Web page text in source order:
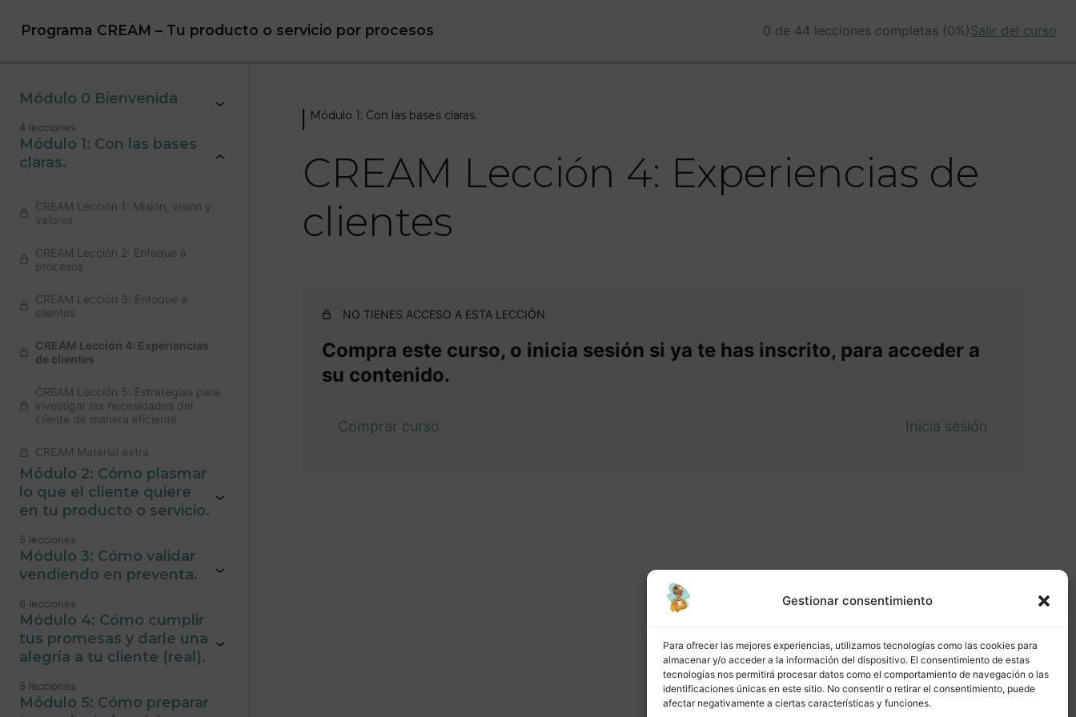
Gestionar consentimiento
Para ofrecer las mejores experiencias, utilizamos tecnologías como las cookies para
almacenar y/o acceder a la información del dispositivo. El consentimiento de estas
tecnologías nos permitirá procesar datos como el comportamiento de navegación o las
identificaciones únicas en este sitio. No consentir o retirar el consentimiento, puede
afectar negativamente a ciertas características y funciones.
Programa CREAM – Tu producto o servicio por procesos 0 de 44 lecciones completas (0%)Salir del curso
Módulo 0 Bienvenida
4 lecciones
Módulo 1: Con las bases
claras.
CREAM Lección 1: Misión, visión y
valores
CREAM Lección 2: Enfoque a
procesos
CREAM Lección 3: Enfoque a
clientes
CREAM Lección 4: Experiencias
de clientes
CREAM Lección 5: Estrategias para
investigar las necesidades del
cliente de manera eficiente
CREAM Material extra
Módulo 2: Cómo plasmar
lo que el cliente quiere
en tu producto o servicio.
5 lecciones
Módulo 3: Cómo validar
vendiendo en preventa.
6 lecciones
Módulo 4: Cómo cumplir
tus promesas y darle una
alegría a tu cliente (real).
5 lecciones
Módulo 5: Cómo preparar
Módulo 1: Con las bases claras.
CREAM Lección 4: Experiencias de
clientes
NO TIENES ACCESO A ESTA LECCIÓN
Compra este curso, o inicia sesión si ya te has inscrito, para acceder a
su contenido.
Comprar curso Inicia sesión